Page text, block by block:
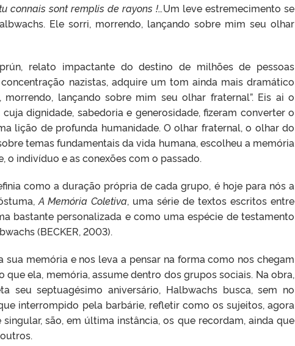
connais sont remplis de rayons !…Um leve estremecimento se
Ele sorri, morrendo, lançando sobre mim seu olhar
relato impactante do destino de milhões de pessoas
nazistas, adquire um tom ainda mais dramático
lançando sobre mim seu olhar fraternal”. Eis ai o
dignidade, sabedoria e generosidade, fizeram converter o
lição de profunda humanidade. O olhar fraternal, o olhar do
temas fundamentais da vida humana, escolheu a memória
o indivíduo e as conexões com o passado.
como a duração própria de cada grupo, é hoje para nós a
A Memória Coletiva, uma série de textos escritos entre
bastante personalizada e como uma espécie de testamento
(BECKER, 2003).
memória e nos leva a pensar na forma como nos chegam
que ela, memória, assume dentro dos grupos sociais. Na obra,
seu septuagésimo aniversário, Halbwachs busca, sem no
interrompido pela barbárie, refletir como os sujeitos, agora
são, em última instância, os que recordam, ainda que